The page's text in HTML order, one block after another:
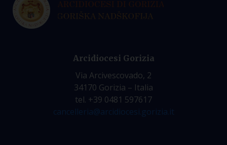
Arcidiocesi Gorizia
Via Arcivescovado, 2
34170 Gorizia – Italia
tel. +39 0481 597617
cancelleria@arcidiocesi.gorizia.it